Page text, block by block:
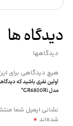
دیدگاه ها
دیدگاهها
هیچ دیدگاهی برای
مدل GR6800Ri”
نشانی ایمیل شما
شده‌اند *